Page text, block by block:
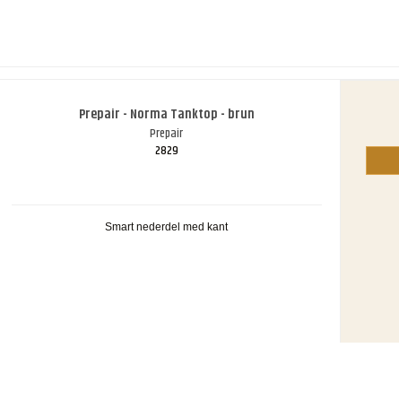
Prepair - Norma Tanktop - brun
Prepair
2829
Smart nederdel med kant